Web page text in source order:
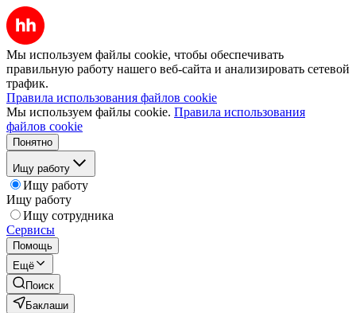
Мы используем файлы cookie, чтобы обеспечивать
правильную работу нашего веб-сайта и анализировать сетевой
трафик.
Правила использования файлов cookie
Мы используем файлы cookie. Правила использования
файлов cookie
Понятно
Ищу работу
Ищу работу
Ищу работу
Ищу сотрудника
Сервисы
Помощь
Ещё
Поиск
Баклаши